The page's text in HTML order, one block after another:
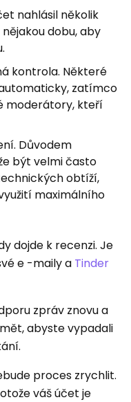
nahlásil několik
dobu, aby
kontrola. Některé
zatímco
moderátory, kteří
Důvodem
být velmi často
obtíží,
maximálního
dojde k recenzi. Je
e -maily a Tinder
zpráv znovu a
abyste vypadali
proces zrychlit.
váš účet je